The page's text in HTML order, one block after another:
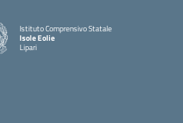
Istituto Comprensivo Statale
Isole Eolie
Lipari